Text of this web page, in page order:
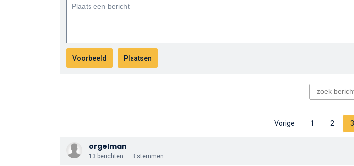
Vorige 1 2 3
orgelman
13 berichten 3 stemmen